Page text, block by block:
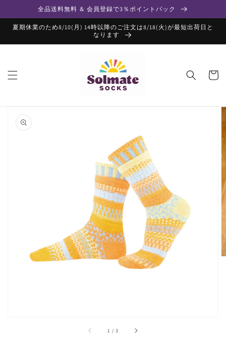
ンツに
進む
全品送料無料 ＆ 会員登録で3％ポイントバック
夏期休業のため8/10(月) 14時以降のご注文は8/18(火)が最短出荷日と
なります
ー
報にス
キップ
ギ
ャ
ラ
リ
ー
ビ
て
1 //3